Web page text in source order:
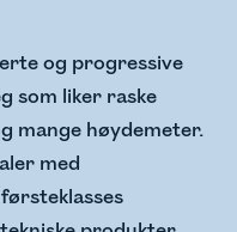
og progressive
som liker raske
mange høydemeter.​
med